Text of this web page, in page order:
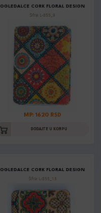
OGLEDALCE CORK FLORAL DESIGN
Šifra: L-855_9
MP: 1620 RSD
DODAJTE U KORPU
OGLEDALCE CORK FLORAL DESIGN
Šifra: L-855_13